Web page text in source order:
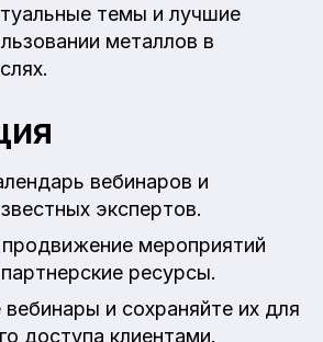
темы и лучшие
металлов в
вебинаров и
экспертов.
продвижение мероприятий
ресурсы.
и сохраняйте их для
доступа клиентами.